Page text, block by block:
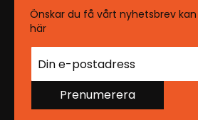
Önskar du få vårt nyhetsbrev
här
Prenumerera